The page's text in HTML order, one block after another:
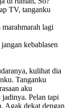
TV, tanganku
lagi
kebablasen
kulihat dia
Tanganku
aku
Pelan tapi
Agak dekat dengan